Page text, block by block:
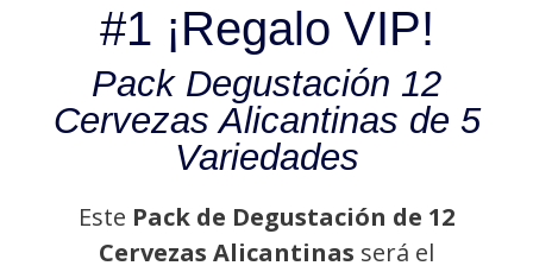
#1 ¡Regalo VIP!
Pack Degustación 12
Cervezas Alicantinas de 5
Variedades
Este Pack de Degustación de 12
Cervezas Alicantinas será el